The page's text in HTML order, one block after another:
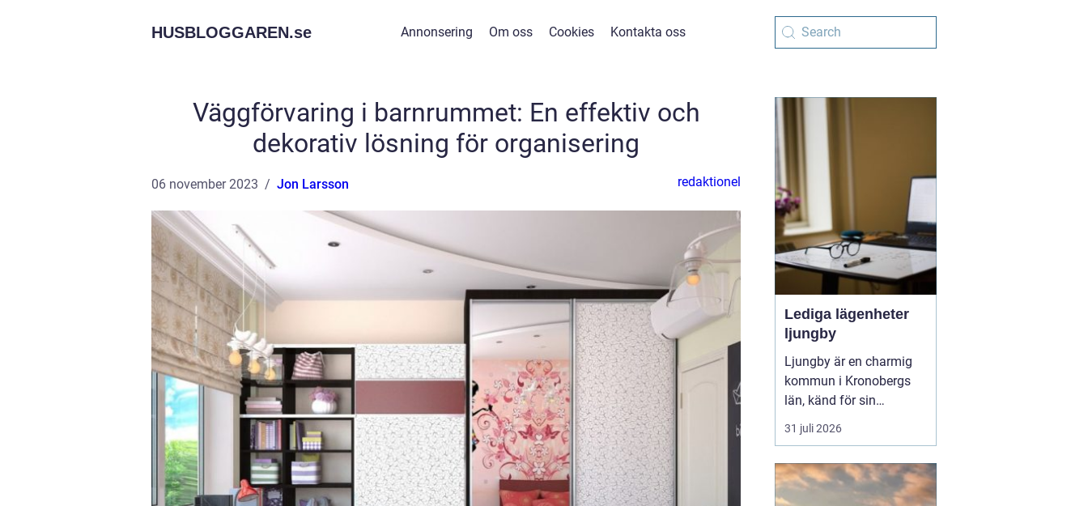
HUSBLOGGAREN.se Annonsering Om oss Cookies Kontakta oss
Väggförvaring i barnrummet: En effektiv och
dekorativ lösning för organisering
06 november 2023 Jon Larsson redaktionel
Lediga lägenheter
ljungby
Ljungby är en charmig
kommun i Kronobergs
län, känd för sin
exportorienterade
verkstadsindustri och
För den som söker ett
nytt hem erbjuder
31 juli 2026